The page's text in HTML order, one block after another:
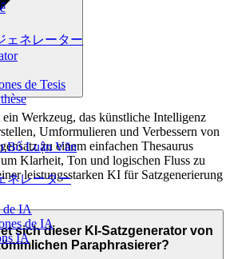
ェネレーター
de Tesis
Bố Luận Văn
ネレーター
de IA
de IA
IA
Werkzeug, das künstliche Intelligenz
Umformulieren und Verbessern von
zu einem einfachen Thesaurus
Klarheit, Ton und logischen Fluss zu
leistungsstarken KI für Satzgenerierung
sich dieser KI-Satzgenerator von
Paraphrasierer?